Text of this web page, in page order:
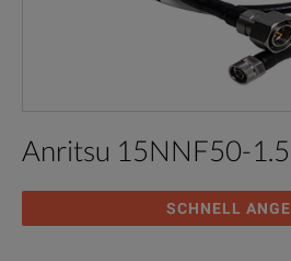
Anritsu 15NNF50-
SCHNELL